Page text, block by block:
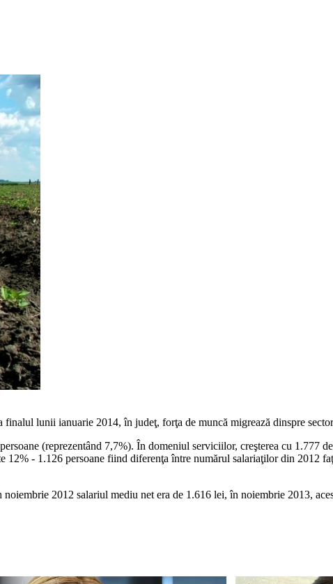
finalul lunii ianuarie 2014, în judeţ, forţa de muncă migrează dinspre
(reprezentând 7,7%). În domeniul serviciilor, creşterea cu 1.777
12% - 1.126 persoane fiind diferenţa între numărul salariaţilor din 2012
2012 salariul mediu net era de 1.616 lei, în noiembrie 2013,